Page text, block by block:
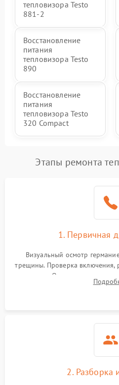
тепловизора Testo
881-2
Восстановление
питания
тепловизора Testo
890
Восстановление
питания
тепловизора Testo
320 Compact
Этапы ремонта
1. Первичная
Визуальный осмотр
трещины. Проверка включения,
зарядки. Оценка вывода
проверка базовых функций
2. Разборка